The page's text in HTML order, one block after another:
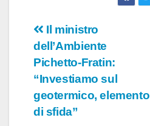
Navigazione
articoli
Il ministro
dell’Ambiente
Pichetto-Fratin:
“Investiamo sul
geotermico, elemento
di sfida”